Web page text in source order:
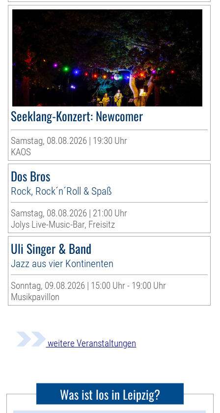
Seeklang-Konzert: Newcomer
Samstag, 08.08.2026 | 19:30 Uhr
KAOS
Dos Bros
Rock, Rock´n´Roll & Spaß
Samstag, 08.08.2026 | 21:00 Uhr
Jolys Live-Music-Bar, Freisitz
Uli Singer & Band
Jazz aus vier Kontinenten
Sonntag, 09.08.2026 | 15:00 Uhr - 19:00 Uhr
Musikpavillon
weitere Veranstaltungen
Was ist los in Leipzig?